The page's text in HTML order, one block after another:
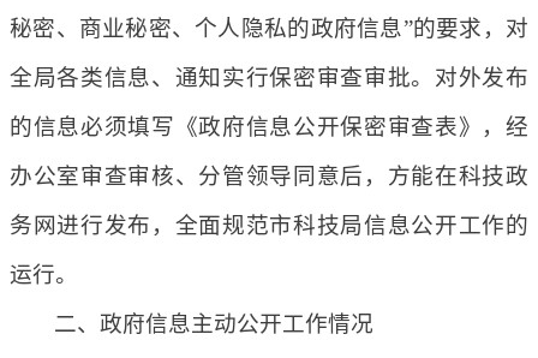
秘密、商业秘密、个人隐私的政府信息”的要求，对
全局各类信息、通知实行保密审查审批。对外发布
的信息必须填写《政府信息公开保密审查表》，经
办公室审查审核、分管领导同意后，方能在科技政
务网进行发布，全面规范市科技局信息公开工作的
运行。
二、政府信息主动公开工作情况